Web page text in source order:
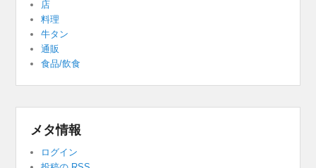
店
料理
牛タン
通販
食品/飲食
メタ情報
ログイン